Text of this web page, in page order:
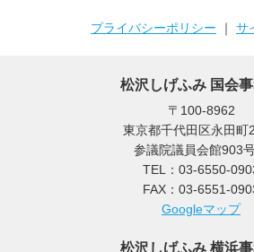
プライバシーポリシー ｜ サ
松沢しげふみ 国会
〒100-8962
東京都千代田区永田町
参議院議員会館903
TEL：03-6550-
FAX：03-6551-
Googleマップ
松沢しげふみ 横浜